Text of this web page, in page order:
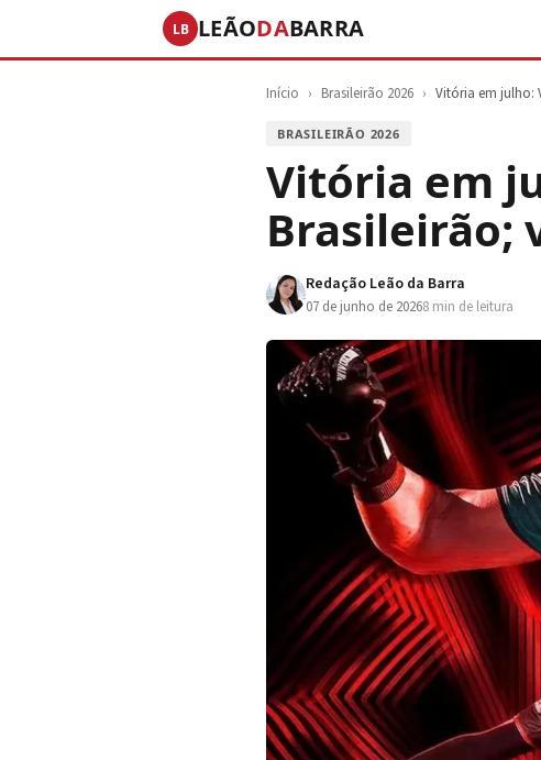
LB LEÃODABARRA
Início › Brasileirão 2026 › Vitória em julho:
BRASILEIRÃO 2026
Vitória em
Brasileirão;
Redação Leão da Barra
07 de junho de 20268 min de leitura